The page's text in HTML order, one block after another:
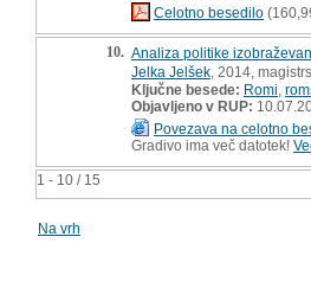
1 - 10 / 15
Celotno besedilo
10. Analiza politike
Jelka Jelšek , 2014,
Ključne besede: Romi
Objavljeno v RUP:
Povezava na celotno
Gradivo ima več datotek!
Na vrh